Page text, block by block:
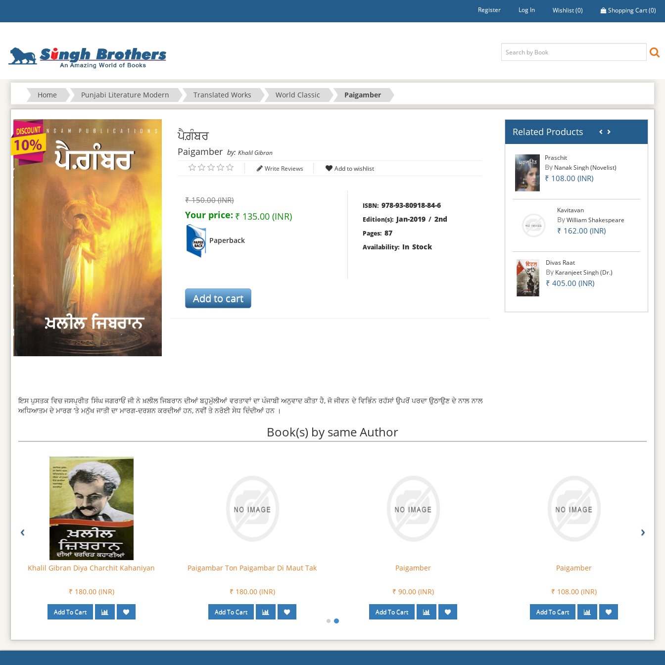
Register Log In Wishlist(0) Shopping Cart(0)
Home Punjabi Literature Modern Translated Works World Classic Paigamber
ਪੈਗ਼ੰਬਰ
Paigamber by: Khalil Gibran
Write Reviews
₹ 150.00 (INR)
Your price: ₹ 135.00 (INR)
Paperback
ISBN: 978-93-80918-84-6
Edition(s): Jan-2019/ 2nd
Pages: 87
Availability: In Stock
ਇਸ ਪੁਸਤਕ ਵਿਚ ਜਸਪ੍ਰੀਤ ਸਿੰਘ ਜਗਰਾਓਂ ਜੀ ਨੇ ਖ਼ਲੀਲ ਜਿਬਰਾਨ ਦੀਆਂ ਬਹੁਮੁੱਲੀਆਂ ਵਰਤਾਵਾਂ ਦਾ ਪੰਜਾਬੀ ਅਨੁਵਾਦ ਕੀਤਾ ਹੈ, ਜੋ ਜੀਵਨ ਦੇ ਵਿਭਿੰਨ ਰਹੱਸਾਂ ਉਪਰੋਂ ਪਰਦਾ ਉਠਾਉਣ ਦੇ ਨਾਲ ਨਾਲ
ਅਧਿਆਤਮ ਦੇ ਮਾਰਗ ’ਤੇ ਮਨੁੱਖ ਜਾਤੀ ਦਾ ਮਾਰਗ-ਦਰਸ਼ਨ ਕਰਦੀਆਂ ਹਨ, ਨਵੀਂ ਤੇ ਨਰੋਈ ਸੇਧ ਦਿੰਦੀਆਂ ਹਨ ।
Related Products
Praschit
ByNanak Singh (Novelist)
₹ 108.00 (INR)
Kavitavan
ByWilliam Shakespeare
₹ 162.00 (INR)
Divas Raat
By Karanjeet Singh (Dr.)
₹ 405.00 (INR)
Book(s) by same Author
Khalil Gibran Diya Charchit Kahaniyan
₹ 180.00 (INR)
Paigambar Ton Paigambar Di Maut Tak
₹ 180.00 (INR)
Paigamber
₹ 90.00 (INR)
Paigamber
₹ 108.00 (INR)
‹ ›